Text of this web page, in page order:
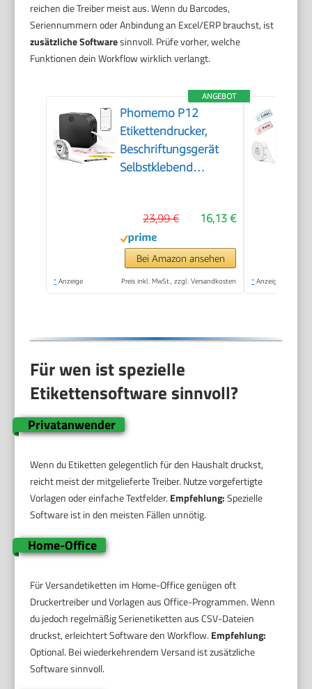
reichen die Treiber meist aus. Wenn du Barcodes,
Seriennummern oder Anbindung an Excel/ERP brauchst, ist
zusätzliche Softwaresinnvoll. Prüfe vorher, welche
Funktionen dein Workflow wirklich verlangt.
ANGEBOT
Phomemo P12
Etikettendrucker,
Beschriftungsgerät
Selbstklebend
16,13 €
23,99 €
Bei Amazon ansehen
* Anzeige Preis inkl. MwSt., zzgl. Versandkosten * Anzeige
Für wen ist spezielle
Etikettensoftware sinnvoll?
Privatanwender
Wenn du Etiketten gelegentlich für den Haushalt druckst,
reicht meist der mitgelieferte Treiber. Nutze vorgefertigte
Vorlagen oder einfache Textfelder. Empfehlung:Spezielle
Software ist in den meisten Fällen unnötig.
Home-Office
Für Versandetiketten im Home-Office genügen oft
Druckertreiber und Vorlagen aus Office-Programmen. Wenn
du jedoch regelmäßig Serienetiketten aus CSV-Dateien
druckst, erleichtert Software den Workflow. Empfehlung:
Optional. Bei wiederkehrendem Versand ist zusätzliche
Software sinnvoll.